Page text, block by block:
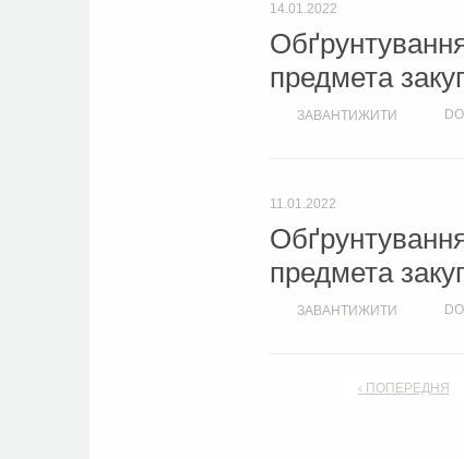
14.01.2022
предмета
ЗАВАНТИЖИТИ
11.01.2022
предмета
ЗАВАНТИЖИТИ
‹ ПОПЕРЕДНЯ